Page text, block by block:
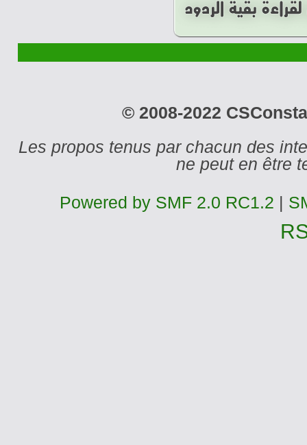
© 2008-2022
Les propos tenus par chacun des
ne peut en être
Powered by SMF 2.0 RC1.2 |